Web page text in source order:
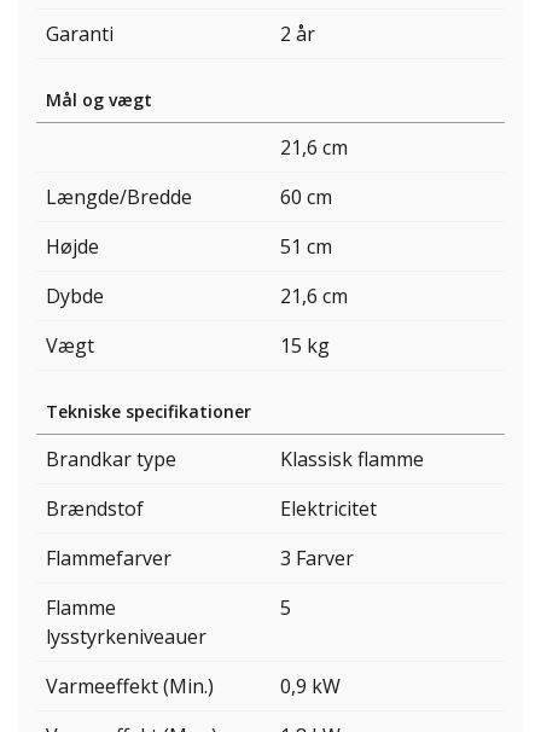
Garanti
2 år
Mål og vægt
21,6 cm
Længde/Bredde
60 cm
Højde
51 cm
Dybde
21,6 cm
Vægt
15 kg
Tekniske specifikationer
Brandkar type
Klassisk flamme
Brændstof
Elektricitet
Flammefarver
3 Farver
Flamme
lysstyrkeniveauer
5
Varmeeffekt (Min.)
0,9 kW